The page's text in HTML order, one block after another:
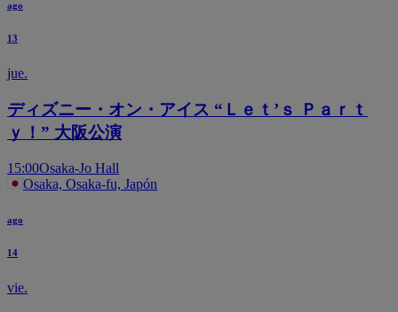
ago
13
jue.
ディズニー・オン・アイス “Ｌｅｔ’ｓ Ｐａｒｔ
ｙ！” 大阪公演
15:00Osaka-Jo Hall
Osaka, Osaka-fu, Japón
ago
14
vie.